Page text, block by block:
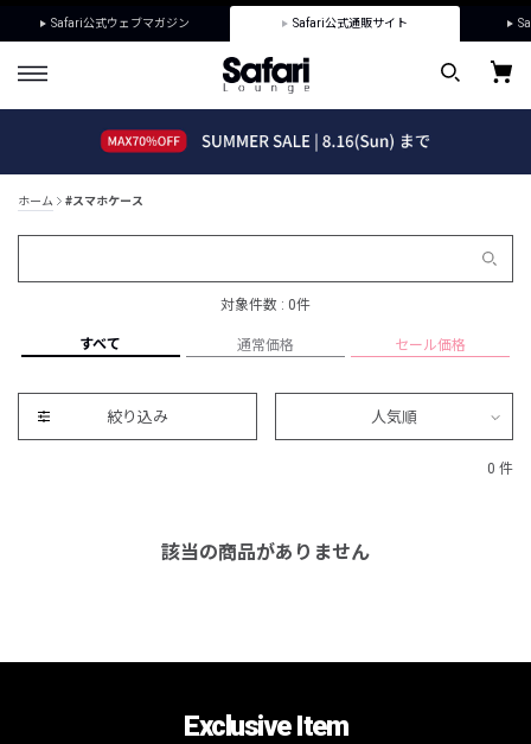
Safari公式ウェブマガジン Safari公式通販サイト
ホーム #スマホケース
対象件数 : 0件
すべて 通常価格 セール価格
絞り込み 人気順
0 件
該当の商品がありません
Exclusive Item